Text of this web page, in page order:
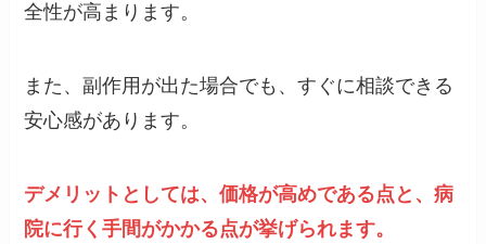
全性が高まります。
また、副作用が出た場合でも、すぐに相談できる
安心感があります。
デメリットとしては、価格が高めである点と、病
院に行く手間がかかる点が挙げられます。